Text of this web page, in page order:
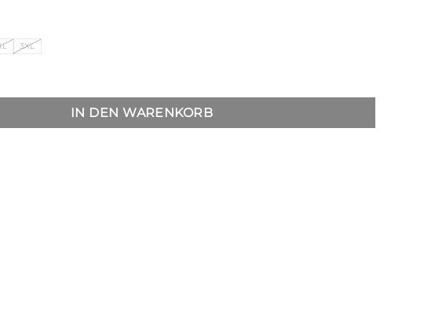
3XL
- black melange-white Menge
IN DEN WARENKORB